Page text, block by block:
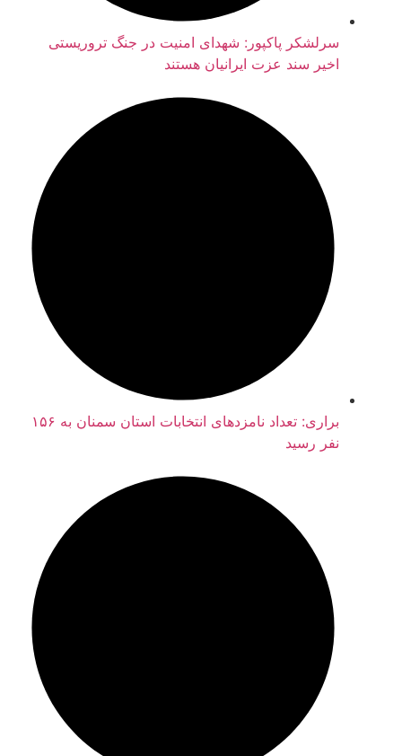
سرلشکر پاکپور: شهدای امنیت در جنگ تروریستی
اخیر سند عزت ایرانیان هستند
براری: تعداد نامزدهای انتخابات استان سمنان به ۱۵۶